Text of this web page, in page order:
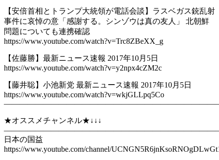
【安倍首相とトランプ大統領が電話会談】ラスベガス銃乱射
事件に哀悼の意「感謝する。シンゾウは真の友人」 北朝鮮
問題についても連携確認
https://www.youtube.com/watch?v=Trc8ZBeXX_g
【佐藤勝】最新ニュース速報 2017年10月5日
https://www.youtube.com/watch?v=y2npx4cZM2c
【藤井聡】小池新党 最新ニュース速報 2017年10月5日
https://www.youtube.com/watch?v=wkjGLLpq5Co
★オススメチャンネル★↓↓↓
日本の国益
https://www.youtube.com/channel/